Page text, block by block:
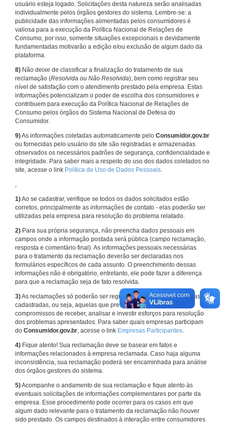
usuário esteja logado. Solicitações desta natureza serão analisadas
individualmente pelos órgãos gestores do sistema. Lembre-se: a
publicidade das informações alimentadas pelos consumidores é
valiosa para a execução da Política Nacional de Relações de
Consumo, por isso, somente situações excepcionais e devidamente
fundamentadas motivarão a edição e/ou exclusão de algum dado da
plataforma.
8) Não deixe de classificar a finalização do tratamento de sua
reclamação (Resolvida ou Não Resolvida), bem como registrar seu
nível de satisfação com o atendimento prestado pela empresa. Estas
informações potencializam o poder de escolha dos consumidores e
contribuem para execução da Política Nacional de Relações de
Consumo pelos órgãos do Sistema Nacional de Defesa do
Consumidor.
9)As informações coletadas automaticamente pelo Consumidor.gov.br
ou fornecidas pelo usuário do site são registradas e armazenadas
observados os necessários padrões de segurança, confidencialidade e
integridade. Para saber mais a respeito do uso dos dados coletados no
site, acesse o link Política de Uso de Dados Pessoais.
,
1)Ao se cadastrar, verifique se todos os dados solicitados estão
corretos, principalmente as informações de contato - elas poderão ser
utilizadas pela empresa para resolução do problema relatado.
2) Para sua própria segurança, não preencha dados pessoais em
campos onde a informação postada será pública (campo reclamação,
resposta e comentário final). As informações pessoais necessárias
para o tratamento da reclamação deverão ser declaradas nos
formulários específicos de cada assunto. O preenchimento dessas
informações não é obrigatório, entretanto, ele pode fazer a diferença
para que a reclamação seja de fato resolvida.
3)As reclamações só poderão ser registradas em face de empresas
cadastradas, ou seja, aquelas que previamente assumiram
compromissos de receber, analisar e investir esforços para resolução
dos problemas apresentados. Para saber quais empresas participam
do Consumidor.gov.br, acesse o link Empresas Participantes.
4) Fique atento! Sua reclamação deve se basear em fatos e
informações relacionados à empresa reclamada. Caso haja alguma
inconsistência, sua reclamação poderá ser encaminhada para análise
dos órgãos gestores do sistema.
5)Acompanhe o andamento de sua reclamação e fique atento às
eventuais solicitações de informações complementares por parte da
empresa. Esse procedimento pode ocorrer para os casos em que
algum dado relevante para o tratamento da reclamação não houver
sido prestado. Os campos destinados à interação entre consumidores